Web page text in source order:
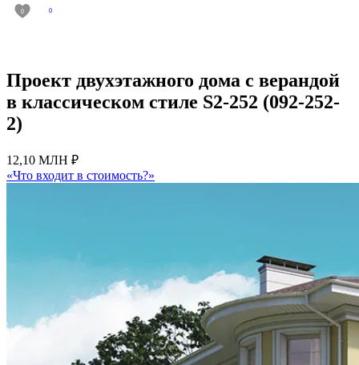
0 0
Проект двухэтажного дома с верандой
в классическом стиле S2-252 (092-252-
2)
12,10 МЛН ₽
«Что входит в стоимость?»